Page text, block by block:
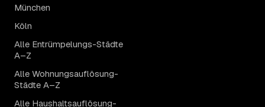
München
Köln
Alle Entrümpelungs-Städte
A–Z
Alle Wohnungsauflösung-
Städte A–Z
Alle Haushaltsauflösung-